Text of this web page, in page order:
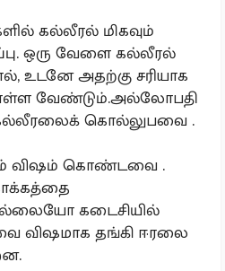
கல்லீரல் மிகவும்
ஒரு வேளை கல்லீரல்
உடனே அதற்கு சரியாக
வேண்டும்.அல்லோபதி
கல்லீரலைக் கொல்லுபவை .
விஷம் கொண்டவை .
கடைசியில்
விஷமாக தங்கி ஈரலை